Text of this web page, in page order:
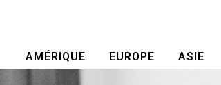
AMÉRIQUE EUROPE ASIE